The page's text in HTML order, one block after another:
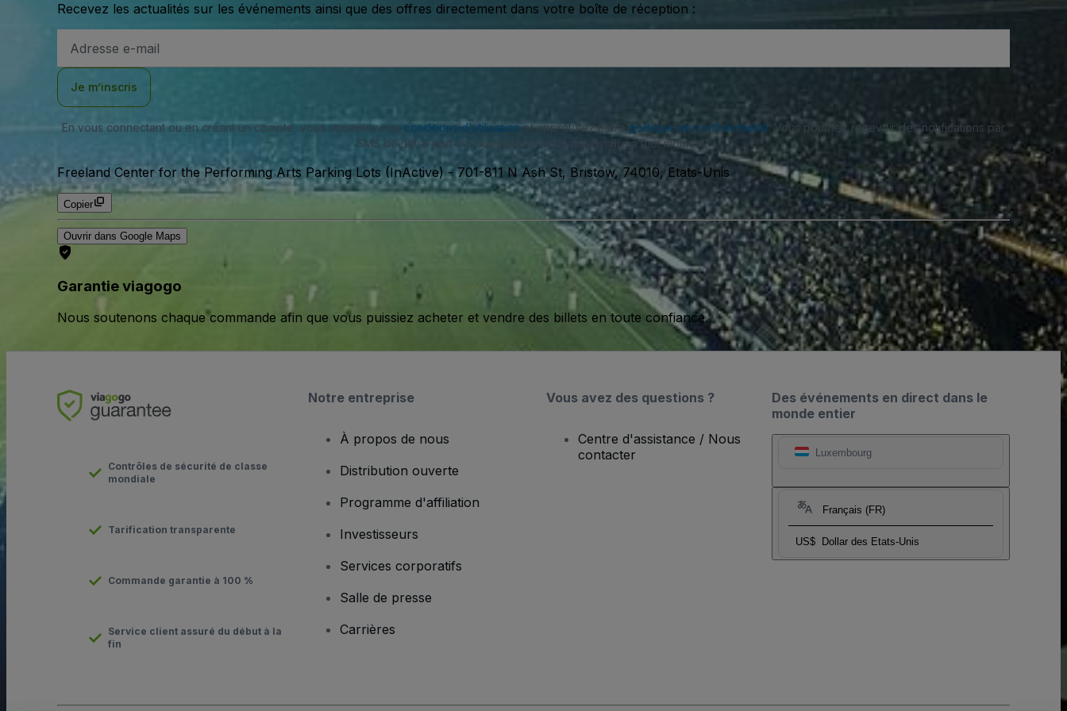
Recevez les actualités sur les événements ainsi que des offres directement dans votre boîte de réception :
e-
Je m’inscris
En vous connectant ou en créant un compte, vous acceptez nosconditions d'utilisationet approuvez notre politique de confidentialité . Vous pourriez recevoir des notifications par
SMS de notre part et vous pouvez vous désinscrire à tout moment.
Freeland Center for the Performing Arts Parking Lots (InActive) -701-811 N Ash St, Bristow, 74010, Etats-Unis
Copier
Ouvrir dans Google Maps
Garantie viagogo
Nous soutenons chaque commande afin que vous puissiez acheter et vendre des billets en toute confiance.
Des événements en direct dans le
monde entier
Luxembourg
Français (FR)
US$ Dollar des Etats-Unis
Contrôles de sécurité de classe
mondiale
Tarification transparente
Commande garantie à 100 %
Service client assuré du début à la
fin
Notre entreprise
À propos de nous
Distribution ouverte
Programme d'affiliation
Investisseurs
Services corporatifs
Salle de presse
Carrières
Vous avez des questions ?
Centre d'assistance / Nous
contacter